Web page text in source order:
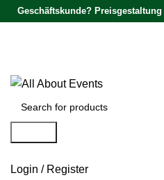
Geschäftskunde?
Login / Register